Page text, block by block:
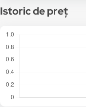
Istoric de preț